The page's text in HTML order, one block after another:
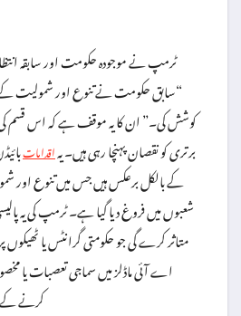
ٹرمپ نے موجودہ حکومت اور سابقہ
“سابق حکومت نے تنوع اور شمولیت کے
کوشش کی۔” ان کا یہ موقف ہے کہ اس قسم کی
برتری کو نقصان پہنچا رہی ہیں۔ یہاقدامات
کے بالکل برعکس ہیں جس میں تنوع اور
شعبوں میں فروغ دیا گیا ہے۔ ٹرمپ کی یہ
متاثر کرے گی جو حکومتی گرانٹس یا
اے آئی ماڈلز میں سماجی تعصبات یا
کرنے